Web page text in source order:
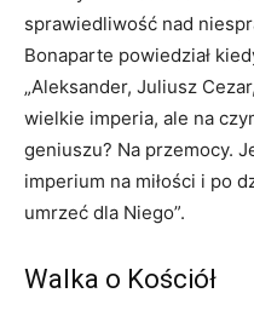
sprawiedliwość nad
Bonaparte powiedział
„Aleksander, Juliusz
wielkie imperia, ale na
geniuszu? Na przemocy.
imperium na miłości i po
umrzeć dla Niego”.
Walka o Kościół